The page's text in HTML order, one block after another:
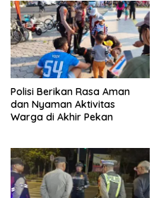
Polisi Berikan Rasa Aman
dan Nyaman Aktivitas
Warga di Akhir Pekan